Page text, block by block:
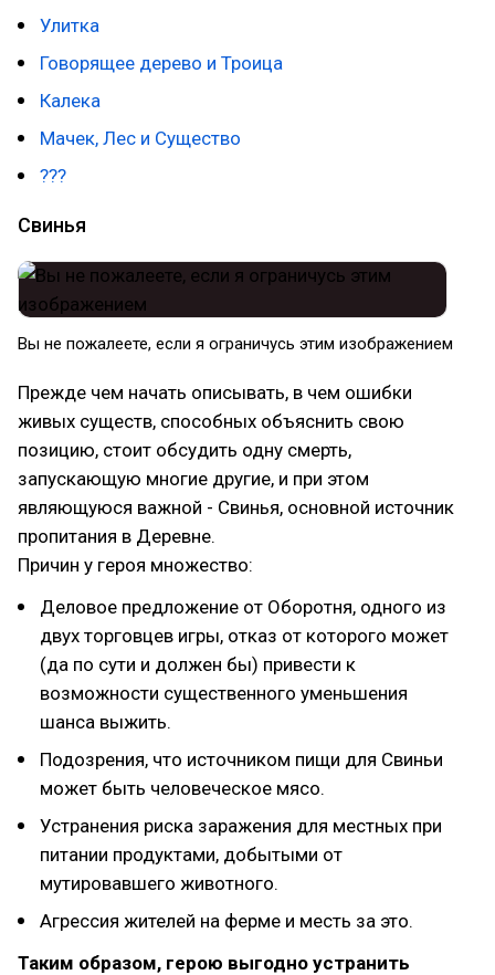
Улитка
Говорящее дерево и Троица
Калека
Мачек, Лес и Существо
???
Свинья
Вы не пожалеете, если я ограничусь этим изображением
Прежде чем начать описывать, в чем ошибки
живых существ, способных объяснить свою
позицию, стоит обсудить одну смерть,
запускающую многие другие, и при этом
являющуюся важной - Свинья, основной источник
пропитания в Деревне.
Причин у героя множество:
Деловое предложение от Оборотня, одного из
двух торговцев игры, отказ от которого может
(да по сути и должен бы) привести к
возможности существенного уменьшения
шанса выжить.
Подозрения, что источником пищи для Свиньи
может быть человеческое мясо.
Устранения риска заражения для местных при
питании продуктами, добытыми от
мутировавшего животного.
Агрессия жителей на ферме и месть за это.
Таким образом, герою выгодно устранить